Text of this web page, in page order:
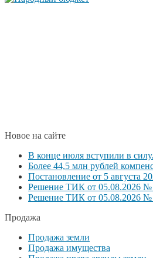
Новое на сайте
В конце июля вступили в
Более 44,5 млн рублей
Постановление от 5 августа
Решение ТИК от 05.08.2026 №
Решение ТИК от 05.08.2026 №
Продажа
Продажа земли
Продажа имущества